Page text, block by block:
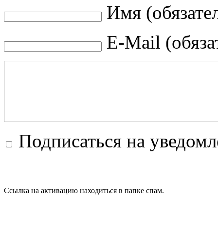
Имя
E-Mail
Подписаться на
Ссылка на активацию находиться в папке спам.